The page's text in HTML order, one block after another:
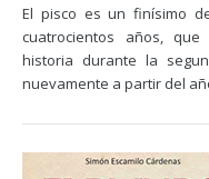
El pisco es un finísimo
cuatrocientos años,
historia durante la
nuevamente a partir del